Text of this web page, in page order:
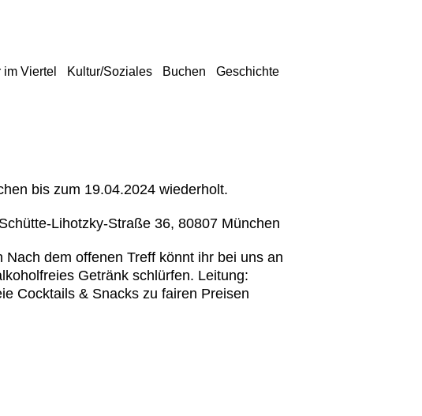
im Viertel Kultur/Soziales Buchen Geschichte
bis zum 19.04.2024 wiederholt.
Lihotzky-Straße 36, 80807 München
dem offenen Treff könnt ihr bei uns an
Getränk schlürfen. Leitung:
Cocktails & Snacks zu fairen Preisen